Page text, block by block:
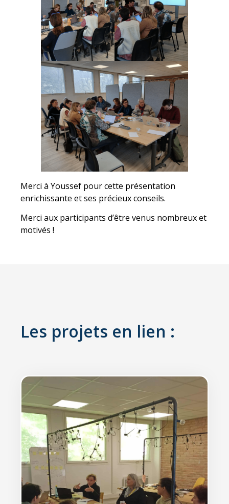
Merci à Youssef pour cette présentation
enrichissante et ses précieux conseils.
Merci aux participants d’être venus nombreux et
motivés !
Les projets en lien :